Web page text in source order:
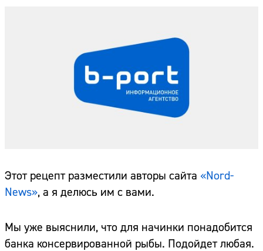
Этот рецепт разместили авторы сайта «Nord-
News», а я делюсь им с вами.
Мы уже выяснили, что для начинки понадобится
банка консервированной рыбы. Подойдет любая.